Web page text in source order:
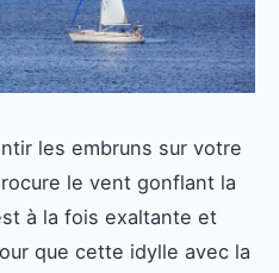
les embruns sur votre
le vent gonflant la
à la fois exaltante et
que cette idylle avec la